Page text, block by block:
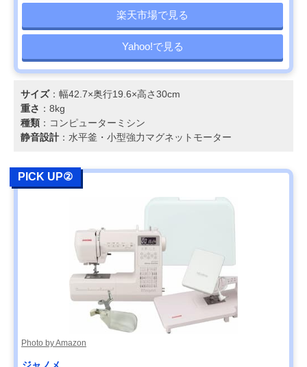
楽天市場で見る
Yahoo!で見る
サイズ：幅42.7×奥行19.6×高さ30cm
重さ ：8kg
種類 ：コンピューターミシン
静音設計 ：水平釜・小型強力マグネットモーター
PICK UP②
Photo by Amazon